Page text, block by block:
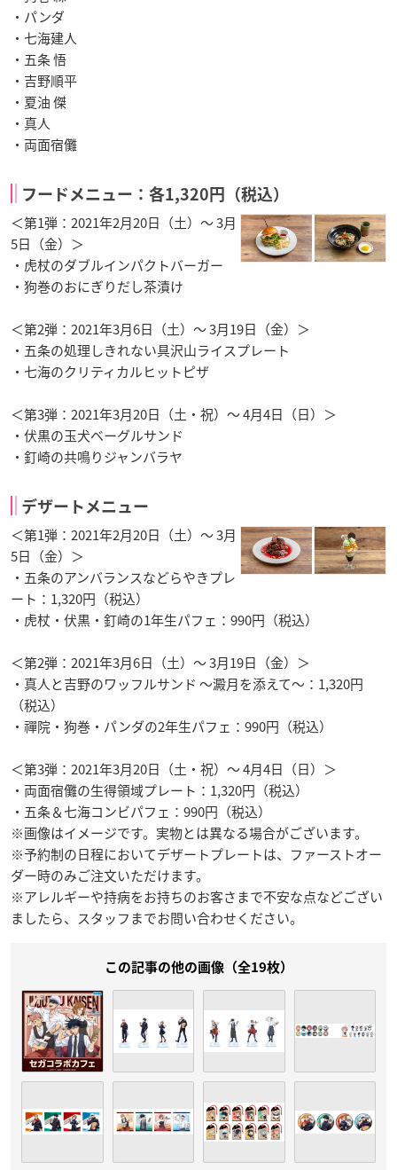
・パンダ
・七海建人
・五条 悟
・吉野順平
・夏油 傑
・真人
・両面宿儺
フードメニュー：各1,320円（税込）
＜第1弾：2021年2月20日（土）～ 3月
5日（金）＞
・虎杖のダブルインパクトバーガー
・狗巻のおにぎりだし茶漬け
＜第2弾：2021年3月6日（土）～ 3月19日（金）＞
・五条の処理しきれない具沢山ライスプレート
・七海のクリティカルヒットピザ
＜第3弾：2021年3月20日（土・祝）～ 4月4日（日）＞
・伏黒の玉犬ベーグルサンド
・釘崎の共鳴りジャンバラヤ
デザートメニュー
＜第1弾：2021年2月20日（土）～ 3月
5日（金）＞
・五条のアンバランスなどらやきプレ
ート：1,320円（税込）
・虎杖・伏黒・釘崎の1年生パフェ：990円（税込）
＜第2弾：2021年3月6日（土）～ 3月19日（金）＞
・真人と吉野のワッフルサンド ～澱月を添えて～：1,320円
（税込）
・禪院・狗巻・パンダの2年生パフェ：990円（税込）
＜第3弾：2021年3月20日（土・祝）～ 4月4日（日）＞
・両面宿儺の生得領域プレート：1,320円（税込）
・五条＆七海コンビパフェ：990円（税込）
※画像はイメージです。実物とは異なる場合がございます。
※予約制の日程においてデザートプレートは、ファーストオー
ダー時のみご注文いただけます。
※アレルギーや持病をお持ちのお客さまで不安な点などござい
ましたら、スタッフまでお問い合わせください。
この記事の他の画像（全19枚）